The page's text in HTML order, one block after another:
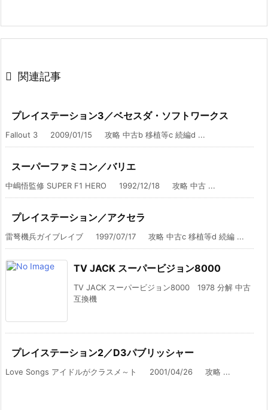
 関連記事
プレイステーション3／ベセスダ・ソフトワークス
Fallout 3 2009/01/15 攻略 中古b 移植等c 続編d ...
スーパーファミコン／バリエ
中嶋悟監修 SUPER F1 HERO 1992/12/18 攻略 中古 ...
プレイステーション／アクセラ
雷弩機兵ガイブレイブ 1997/07/17 攻略 中古c 移植等d 続編 ...
TV JACK スーパービジョン8000
TV JACK スーパービジョン8000 1978 分解 中古
互換機
プレイステーション2／D3パブリッシャー
Love Songs アイドルがクラスメ～ト 2001/04/26 攻略 ...